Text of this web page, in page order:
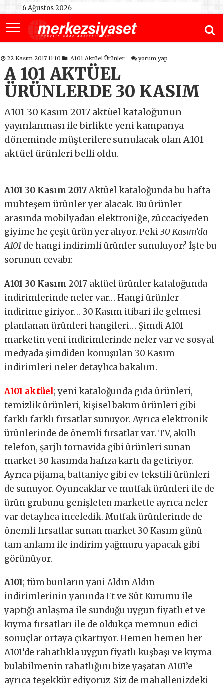
6 Ağustos 2026
22 Kasım 2017 11:10 A101 Aktüel Ürünler yorum yap
A 101 AKTÜEL
ÜRÜNLERDE 30 KASIM
A101 30 Kasım 2017 aktüel kataloğunun
yayınlanması ile birlikte yeni kampanya
döneminde müşterilere sunulacak olan A101
aktüel ürünleri belli oldu.
A101 30 Kasım 2017Aktüel kataloğunda bu hafta
muhteşem ürünler yer alacak. Bu ürünler
arasında mobilyadan elektroniğe, züccaciyeden
giyime he çeşit ürün yer alıyor. Peki30 Kasım’da
A101 de hangi indirimli ürünler sunuluyor? İşte bu
sorunun cevabı:
A101 30 Kasım 2017 aktüel ürünler kataloğunda
indirimlerinde neler var… Hangi ürünler
indirime giriyor… 30 Kasım itibari ile gelmesi
planlanan ürünleri hangileri… Şimdi A101
marketin yeni indirimlerinde neler var ve sosyal
medyada şimdiden konuşulan 30 Kasım
indirimleri neler detaylıca bakalım.
A101 aktüel; yeni kataloğunda gıda ürünleri,
temizlik ürünleri, kişisel bakım ürünleri gibi
farklı farklı fırsatlar sunuyor. Ayrıca elektronik
ürünlerinde de önemli fırsatlar var. TV, akıllı
telefon, şarjlı tornavida gibi ürünleri sunan
market 30 kasımda hafıza kartı da getiriyor.
Ayrıca pijama, battaniye gibi ev tekstili ürünleri
de sunuyor. Oyuncaklar ve mutfak ürünleri ile de
ürün grubunu genişleten markette ayrıca neler
var detaylıca inceledik. Mutfak ürünlerinde de
önemli fırsatlar sunan market 30 Kasım günü
tam anlamı ile indirim yağmuru yapacak gibi
görünüyor.
A101; tüm bunların yani Aldın Aldın
indirimlerinin yanında Et ve Süt Kurumu ile
yaptığı anlaşma ile sunduğu uygun fiyatlı et ve
kıyma fırsatları ile de oldukça memnun edici
sonuçlar ortaya çıkartıyor. Hemen hemen her
A101’de rahatlıkla uygun fiyatlı kuşbaşı ve kıyma
bulabilmenin rahatlığını bize yaşatan A101’e
ayrıca teşekkür ediyoruz. Siz de mahallenizdeki